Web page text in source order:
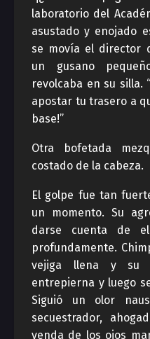
laboratorio del
asustado y enojado
se movía el director
un gusano
revolcaba en su silla.
apostar tu trasero a
base!”
Otra bofetada
costado de la cabeza.
El golpe fue tan
un momento. Su
darse cuenta de
profundamente.
vejiga llena y su
entrepierna y luego
Siguió un olor
secuestrador,
venda de los ojos